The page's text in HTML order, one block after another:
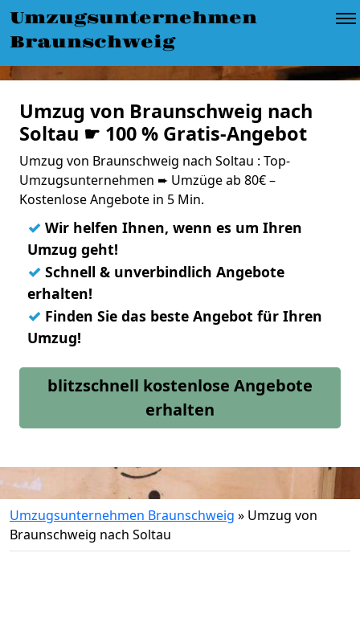
Umzugsunternehmen
Braunschweig
Umzug von Braunschweig nach
Soltau ☛ 100 % Gratis-Angebot
Umzug von Braunschweig nach Soltau : Top-
Umzugsunternehmen ➨ Umzüge ab 80€ –
Kostenlose Angebote in 5 Min.
✓ Wir helfen Ihnen, wenn es um Ihren
Umzug geht!
✓ Schnell & unverbindlich Angebote
erhalten!
✓ Finden Sie das beste Angebot für Ihren
Umzug!
blitzschnell kostenlose Angebote
erhalten
Umzugsunternehmen Braunschweig » Umzug von
Braunschweig nach Soltau